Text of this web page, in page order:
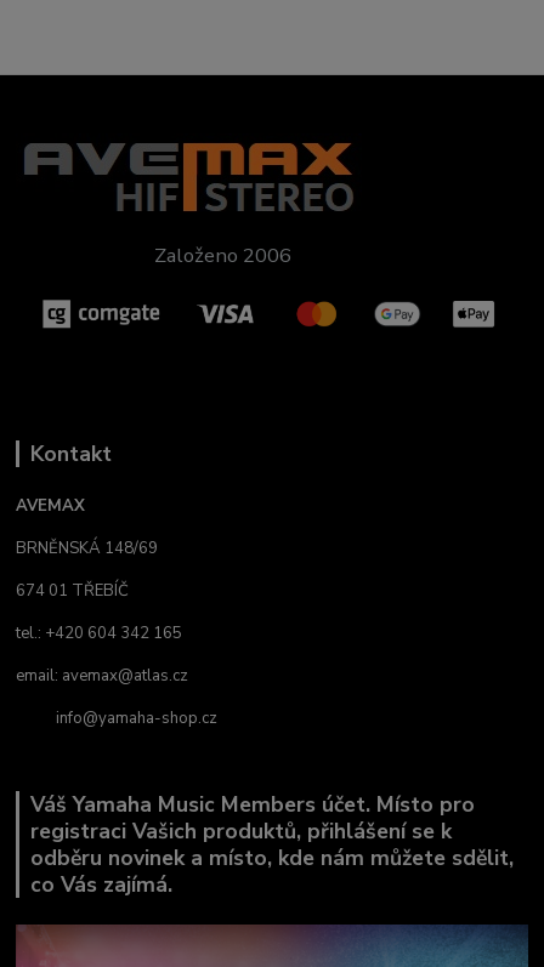
Založeno 2006
Kontakt
AVEMAX
BRNĚNSKÁ 148/69
674 01 TŘEBÍČ
tel.: +420 604 342 165
email: avemax@atlas.cz
info@yamaha-shop.cz
Váš Yamaha Music Members účet. Místo pro
registraci Vašich produktů, přihlášení se k
odběru novinek a místo, kde nám můžete sdělit,
co Vás zajímá.